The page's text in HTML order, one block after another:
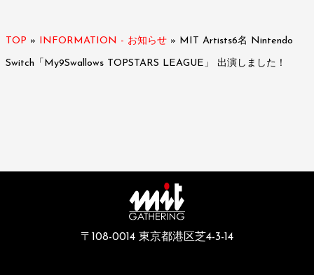
TOP » INFORMATION - お知らせ » MIT Artists6名 Nintendo
Switch「My9Swallows TOPSTARS LEAGUE」 出演しました！
〒108-0014 東京都港区芝4-3-14